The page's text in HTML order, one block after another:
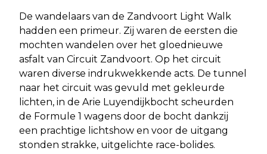
De wandelaars van de Zandvoort Light Walk
hadden een primeur. Zij waren de eersten die
mochten wandelen over het gloednieuwe
asfalt van Circuit Zandvoort. Op het circuit
waren diverse indrukwekkende acts. De tunnel
naar het circuit was gevuld met gekleurde
lichten, in de Arie Luyendijkbocht scheurden
de Formule 1 wagens door de bocht dankzij
een prachtige lichtshow en voor de uitgang
stonden strakke, uitgelichte race-bolides.